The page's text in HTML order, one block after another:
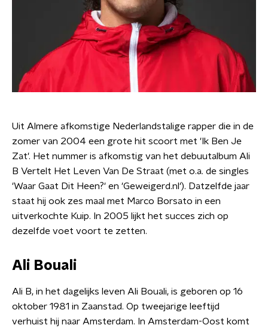
Uit Almere afkomstige Nederlandstalige rapper die in de
zomer van 2004 een grote hit scoort met 'Ik Ben Je
Zat'. Het nummer is afkomstig van het debuutalbum Ali
B Vertelt Het Leven Van De Straat (met o.a. de singles
'Waar Gaat Dit Heen?' en 'Geweigerd.nl'). Datzelfde jaar
staat hij ook zes maal met Marco Borsato in een
uitverkochte Kuip. In 2005 lijkt het succes zich op
dezelfde voet voort te zetten.
Ali Bouali
Ali B, in het dagelijks leven Ali Bouali, is geboren op 16
oktober 1981 in Zaanstad. Op tweejarige leeftijd
verhuist hij naar Amsterdam. In Amsterdam-Oost komt